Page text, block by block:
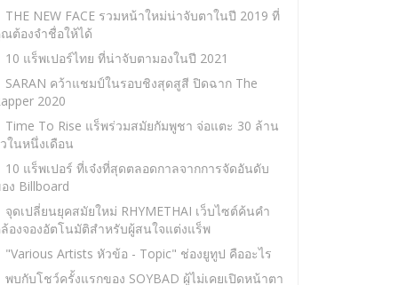
THE NEW FACE รวมหน้าใหม่น่าจับตาในปี 2019 ที่
ต้องจำชื่อให้ได้
10 แร็พเปอร์ไทย ที่น่าจับตามองในปี 2021
SARAN คว้าแชมป์ในรอบชิงสุดสูสี ปิดฉาก The
2020
Time To Rise แร็พร่วมสมัยกัมพูชา จ่อแตะ 30 ล้าน
ในหนึ่งเดือน
10 แร็พเปอร์ ที่เจ๋งที่สุดตลอดกาลจากการจัดอันดับ
ง Billboard
จุดเปลี่ยนยุคสมัยใหม่ RHYMETHAI เว็บไซต์ค้นคำ
องจองอัตโนมัติสำหรับผู้สนใจแต่งแร็พ
"Various Artists หัวข้อ - Topic" ช่องยูทูป คืออะไร
พบกับโชว์ครั้งแรกของ SOYBAD ผู้ไม่เคยเปิดหน้าตา